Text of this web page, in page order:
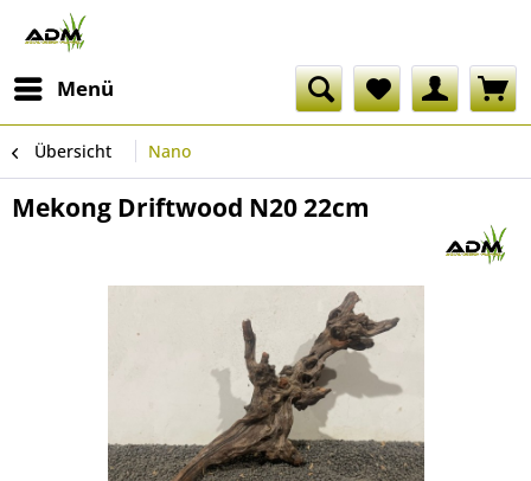
Menü
Übersicht Nano
Mekong Driftwood N20 22cm